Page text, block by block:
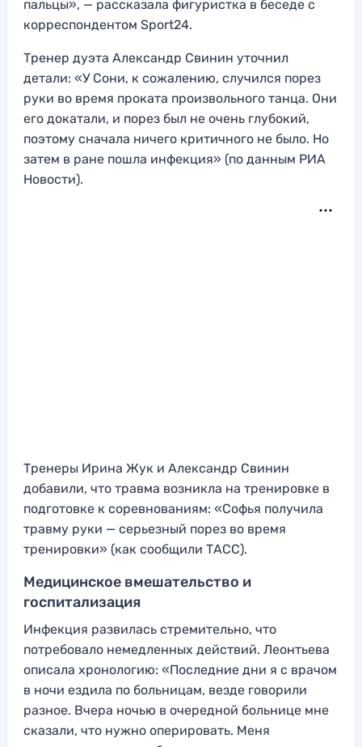
пальцы», — рассказала фигуристка в беседе с
корреспондентом Sport24.
Тренер дуэта Александр Свинин уточнил
детали: «У Сони, к сожалению, случился порез
руки во время проката произвольного танца. Они
его докатали, и порез был не очень глубокий,
поэтому сначала ничего критичного не было. Но
затем в ране пошла инфекция» (по данным РИА
Новости).
Тренеры Ирина Жук и Александр Свинин
добавили, что травма возникла на тренировке в
подготовке к соревнованиям: «Софья получила
травму руки — серьезный порез во время
тренировки» (как сообщили ТАСС).
Медицинское вмешательство и
госпитализация
Инфекция развилась стремительно, что
потребовало немедленных действий. Леонтьева
описала хронологию: «Последние дни я с врачом
в ночи ездила по больницам, везде говорили
разное. Вчера ночью в очередной больнице мне
сказали, что нужно оперировать. Меня